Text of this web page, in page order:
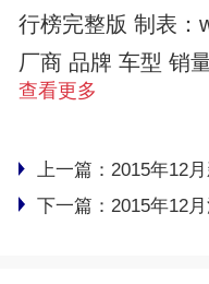
行榜完整版 制表：
厂商 品牌 车型 销
查看更多
上一篇： 2015年12月
下一篇： 2015年12